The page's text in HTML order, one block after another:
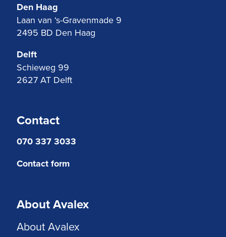
Den Haag
Laan van ‘s-Gravenmade 9
2495 BD Den Haag
Delft
Schieweg 99
2627 AT Delft
Contact
070 337 3033
Contact form
About Avalex
About Avalex